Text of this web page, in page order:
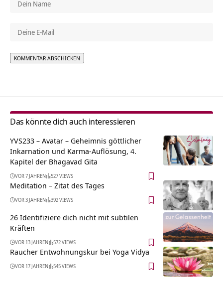
Das könnte dich auch interessieren
YVS233 – Avatar – Geheimnis göttlicher
Inkarnation und Karma-Auflösung, 4.
Kapitel der Bhagavad Gita
VOR 7 JAHREN 527 VIEWS
Meditation – Zitat des Tages
VOR 3 JAHREN 392 VIEWS
26 Identifiziere dich nicht mit subtilen
Kräften
VOR 13 JAHREN 572 VIEWS
Raucher Entwohnungskur bei Yoga Vidya
VOR 17 JAHREN 545 VIEWS